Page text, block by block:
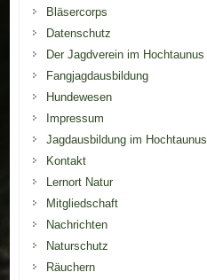
Bläsercorps
Datenschutz
Der Jagdverein im Hochtaunus
Fangjagdausbildung
Hundewesen
Impressum
Jagdausbildung im Hochtaunus
Kontakt
Lernort Natur
Mitgliedschaft
Nachrichten
Naturschutz
Räuchern